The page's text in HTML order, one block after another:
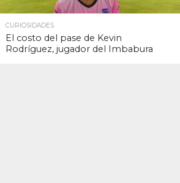
CURIOSIDADES
El costo del pase de Kevin
Rodríguez, jugador del Imbabura